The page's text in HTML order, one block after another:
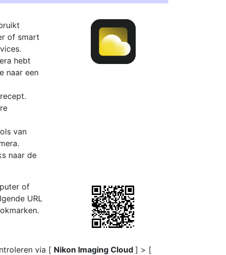
of smart
hebt
naar een
van
naar de
of
URL
via [ Nikon Imaging Cloud ] > [